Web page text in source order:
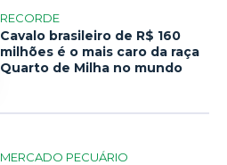
RECORDE
Cavalo brasileiro de R$ 160
milhões é o mais caro da raça
Quarto de Milha no mundo
MERCADO PECUÁRIO